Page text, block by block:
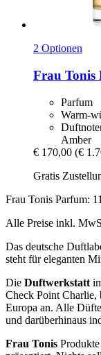
2 Optionen
Frau Tonis
Parfum
Warm-
Amber
€ 170,00 (€
Gratis
Frau Tonis Parfum:
Alle Preise inkl.
Das deutsche
steht für eleganten
Die Duftwerkstatt
Check Point Charlie,
Europa an. Alle
und darüberhinaus
Frau Tonis